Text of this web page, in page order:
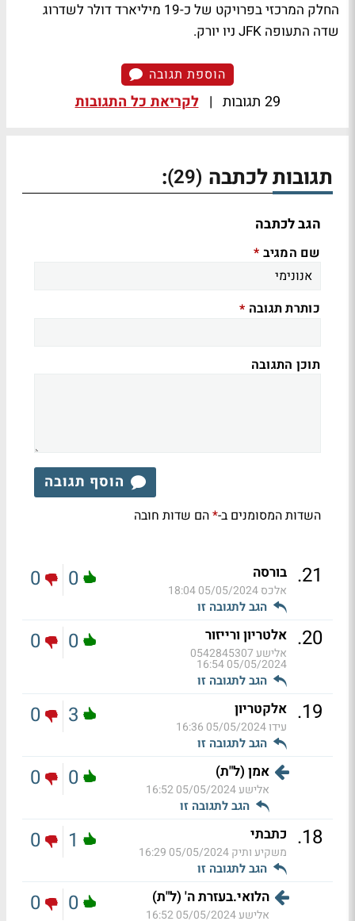
החלק המרכזי בפרויקט של כ-19 מיליארד דולר לשדרוג
שדה התעופה JFK ניו יורק.
הוספת תגובה
29 תגובות | לקריאת כל התגובות
תגובות לכתבה (29)
:
הגב לכתבה
שם המגיב *
כותרת תגובה *
תוכן התגובה
הוסף תגובה
השדות המסומנים ב-*הם שדות חובה
21
. בורסה
אלכס05/05/2024 18:04
הגב לתגובה זו
0
0
20
. אלטריון ורייזור
אלישע 0542845307
05/05/2024 16:54
הגב לתגובה זו
0
0
19
. אלקטריון
עידו05/05/2024 16:36
הגב לתגובה זו
3
0
אמן (ל"ת)
אלישע05/05/2024 16:52
הגב לתגובה זו
0
0
18
. כתבתי
משקיע ותיק05/05/2024 16:29
הגב לתגובה זו
1
0
הלואי.בעזרת ה' (ל"ת)
אלישע05/05/2024 16:52
0
0